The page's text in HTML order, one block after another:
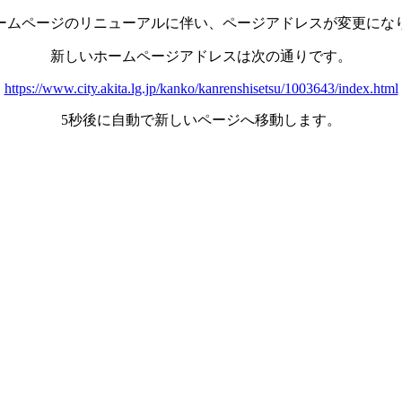
ムページのリニューアルに伴い、ページアドレスが変更にな
新しいホームページアドレスは次の通りです。
https://www.city.akita.lg.jp/kanko/kanrenshisetsu/1003643/index.html
5秒後に自動で新しいページへ移動します。